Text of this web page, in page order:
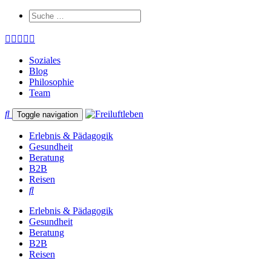
Soziales
Blog
Philosophie
Team
Toggle navigation
Erlebnis & Pädagogik
Gesundheit
Beratung
B2B
Reisen
Erlebnis & Pädagogik
Gesundheit
Beratung
B2B
Reisen